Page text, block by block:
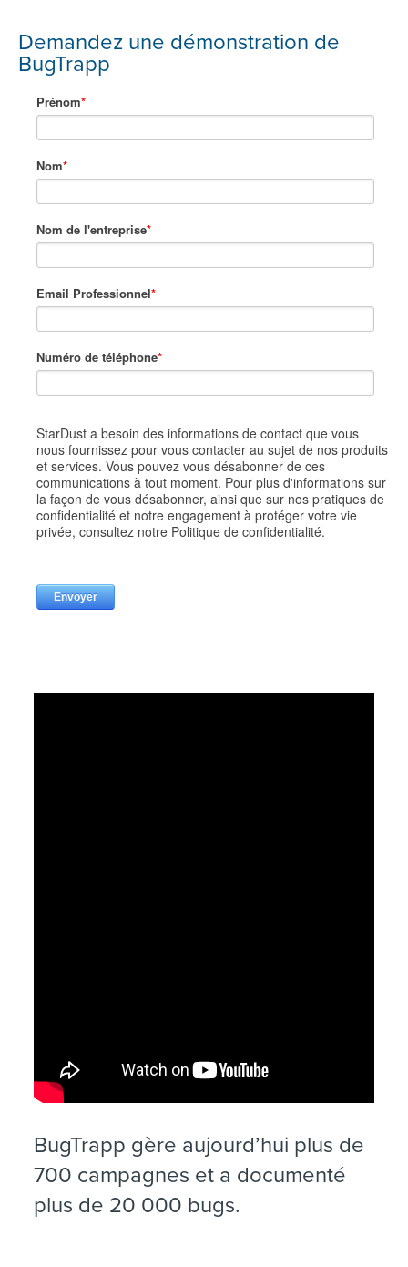
Demandez une démonstration de
BugTrapp
BugTrapp gère aujourd’hui plus de
700 campagnes et a documenté
plus de 20 000 bugs.